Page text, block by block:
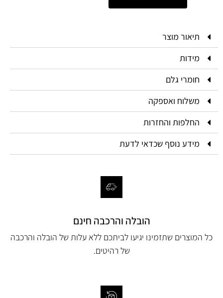
תיאור מוצר
מידות
חומרי גלם
משלוח ואספקה
החלפות והחזרות
מידע נוסף שכדאי לדעת
הובלה והרכבה חינם
כל המוצרים שתזמינו יגיעו לביתכם ללא עלות של הובלה והרכבה
של רהיטים.